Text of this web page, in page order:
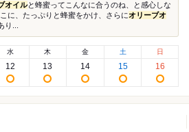
オイルと蜂蜜ってこんなに合うのね、と感心しな
に、たっぷりと蜂蜜をかけ、さらにオリーブオ
...
水
12
木
13
金
14
土
15
日
16